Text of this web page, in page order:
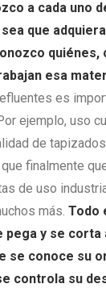
a cada uno
que
quiénes,
esa
es
ejemplo, uso
de
finalmente
de uso
más. Todo
pega y se corta
se conoce su
controla su